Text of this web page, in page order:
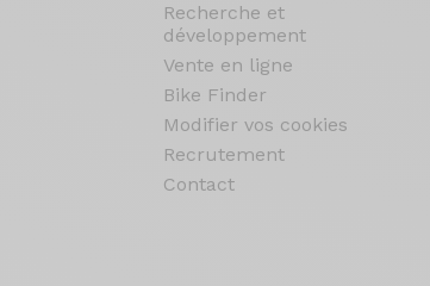
Recherche et
développement
Vente en ligne
Bike Finder
Modifier vos cookies
Recrutement
Contact